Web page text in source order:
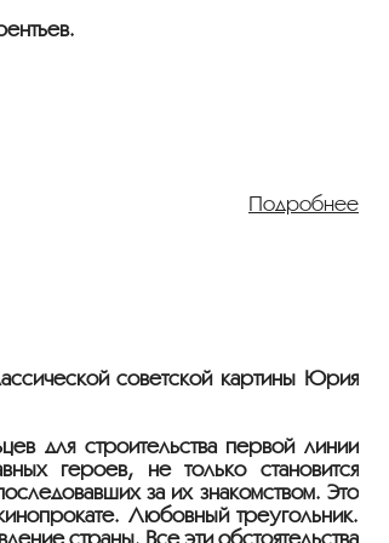
стараются отговорить его
Увы, предпринятые американцем
что она замужем и ждет
— парень стоит в карауле
Подробнее
советской картины Юрия
для строительства первой линии
героев, не только становится
за их знакомством. Это
Любовный треугольник.
страны. Все эти обстоятельства